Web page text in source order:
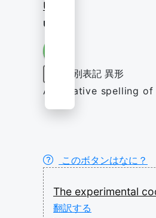
UK)
uK
別表記 異形
Alternative spelling of
このボタンはなに？
The experimental
翻訳する